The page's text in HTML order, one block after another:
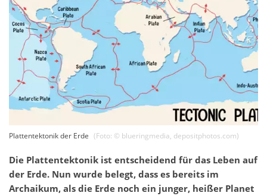
Plattentektonik der Erde (Foto: © blueringmedia, depositphotos.com)
Die Plattentektonik ist entscheidend für das Leben auf
der Erde. Nun wurde belegt, dass es bereits im
Archaikum, als die Erde noch ein junger, heißer Planet